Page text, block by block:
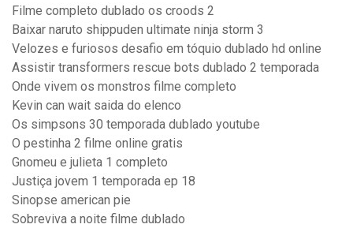
Filme completo dublado os croods 2
Baixar naruto shippuden ultimate ninja storm 3
Velozes e furiosos desafio em tóquio dublado hd online
Assistir transformers rescue bots dublado 2 temporada
Onde vivem os monstros filme completo
Kevin can wait saida do elenco
Os simpsons 30 temporada dublado youtube
O pestinha 2 filme online gratis
Gnomeu e julieta 1 completo
Justiça jovem 1 temporada ep 18
Sinopse american pie
Sobreviva a noite filme dublado